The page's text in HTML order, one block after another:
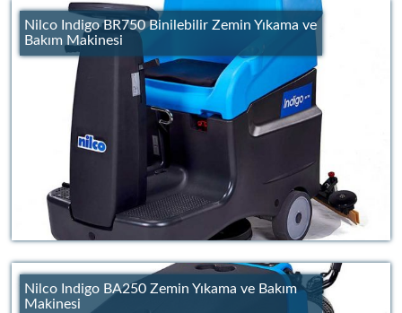
Nilco Indigo BR750 Binilebilir Zemin Yıkama ve
Bakım Makinesi
Nilco Indigo BA250 Zemin Yıkama ve Bakım
Makinesi